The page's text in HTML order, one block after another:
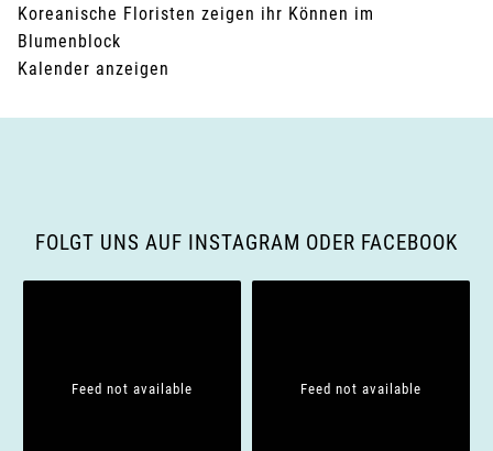
Koreanische Floristen zeigen ihr Können im
Blumenblock
Kalender anzeigen
FOLGT UNS AUF INSTAGRAM ODER FACEBOOK
Feed not available Feed not available